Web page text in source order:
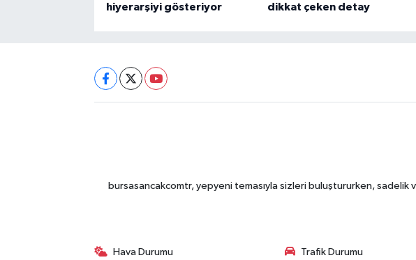
hiyerarşiyi gösteriyor
dikkat çeken detay
bursasancakcomtr, yepyeni temasıyla sizleri buluştururken,
Hava Durumu Trafik Durumu